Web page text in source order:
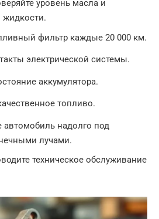
уровень масла и
фильтр каждые 20 000 км.
электрической системы.
аккумулятора.
топливо.
автомобиль надолго под
лучами.
техническое обслуживание